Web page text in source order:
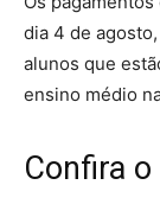
dia 4 de
alunos que
ensino médio
Confira